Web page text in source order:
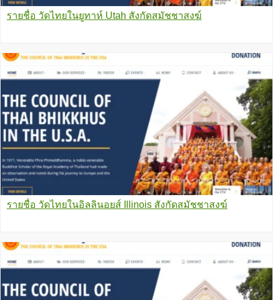
รายชื่อ วัดไทยในยูทาห์ Utah สังกัดสมัชชาสงฆ์
รายชื่อ วัดไทยในอิลลินอยส์ Illinois สังกัดสมัชชาสงฆ์